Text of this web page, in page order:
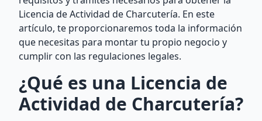
Licencia de Actividad de Charcutería. En este
artículo, te proporcionaremos toda la información
que necesitas para montar tu propio negocio y
cumplir con las regulaciones legales.
¿Qué es una Licencia de
Actividad de Charcutería?